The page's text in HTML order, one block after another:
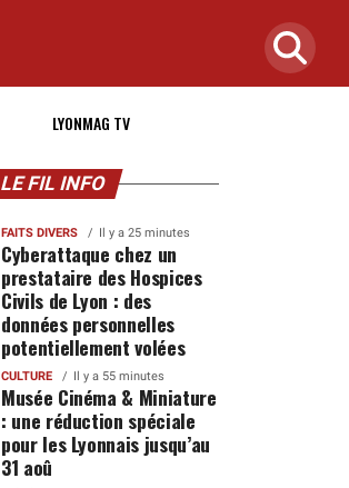
LYONMAG TV
LE FIL INFO
FAITS DIVERS Il y a 25 minutes
Cyberattaque chez un
prestataire des Hospices
Civils de Lyon : des
données personnelles
potentiellement volées
CULTURE Il y a 55 minutes
Musée Cinéma & Miniature
: une réduction spéciale
pour les Lyonnais jusqu’au
31 aoû